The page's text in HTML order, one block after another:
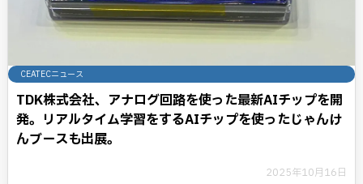
CEATECニュース
TDK株式会社、アナログ回路を使った最新AIチップを開
発。リアルタイム学習をするAIチップを使ったじゃんけ
んブースも出展。
2025年10月16日